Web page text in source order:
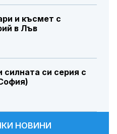
и късмет с
в Лъв
си серия с
НОВИНИ